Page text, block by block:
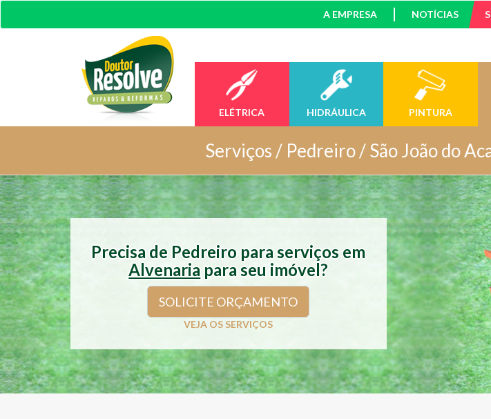
A EMPRESA NOTÍCIAS
ELÉTRICA HIDRÁULICA PINTURA
Serviços / Pedreiro / São João do
Precisa de Pedreiro para serviços em
Alvenaria para seu imóvel?
SOLICITE ORÇAMENTO
VEJA OS SERVIÇOS